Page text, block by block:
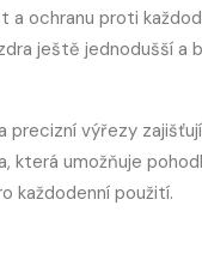
ochranu proti
ještě jednodušší
precizní výřezy
která umožňuje
každodenní použití.